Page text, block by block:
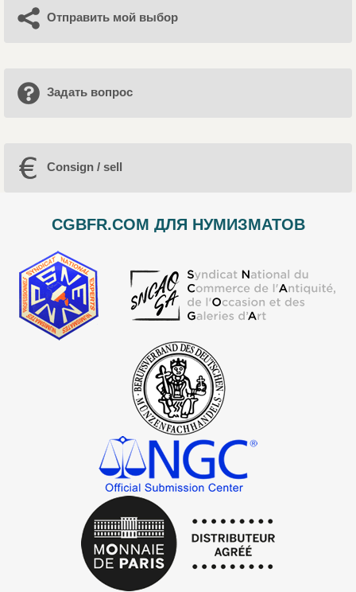
Отправить мой выбор
Задать вопрос
Consign / sell
CGBFR.COM ДЛЯ НУМИЗМАТОВ